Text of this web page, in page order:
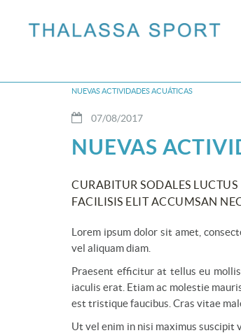
NUEVAS ACTIVIDADES ACUÁTICAS
07/08/2017
NUEVAS
CURABITUR SODALES
FACILISIS ELIT ACCUMSAN
Lorem ipsum dolor sit amet,
vel aliquam diam.
Praesent efficitur at tellus eu
iaculis erat. Etiam ac molestie
est tristique faucibus. Cras vitae
Ut vel enim in nisi maximus suscipit